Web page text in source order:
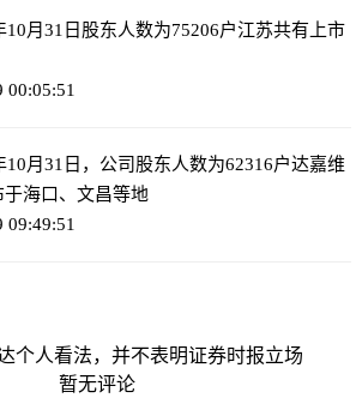
月31日股东人数为75206户江苏共有上市
00:05:51
10月31日，公司股东人数为62316户达嘉维
海口、文昌等地
09:49:51
个人看法，并不表明证券时报立场
暂无评论